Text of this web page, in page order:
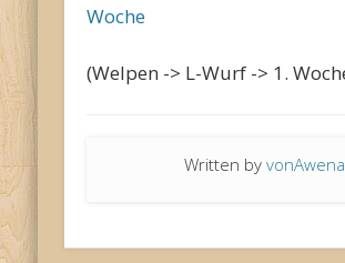
Woche
(Welpen -> L-Wurf -> 1.
Written by